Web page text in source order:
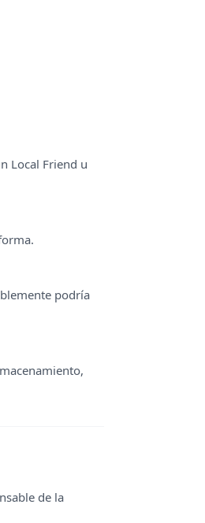
Local Friend u
podría
de la